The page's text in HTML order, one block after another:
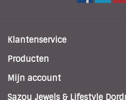
Klantenservice
Producten
Mijn account
Sazou Jewels & Lifestyle